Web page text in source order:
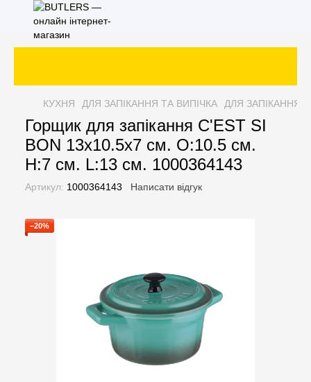
КУХНЯ ДЛЯ ЗАПІКАННЯ ТА ВИПІЧКА ДЛЯ ЗАПІКАННЯ
Горщик для запікання C'EST SI
BON 13x10.5x7 см. O:10.5 см.
H:7 см. L:13 см. 1000364143
Артикул: 1000364143 Написати відгук
−20%